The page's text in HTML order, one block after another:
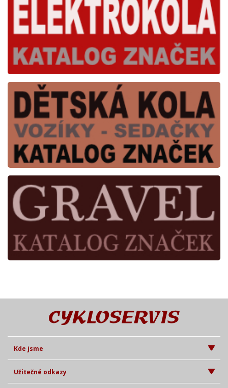
Kde jsme
Užitečné odkazy